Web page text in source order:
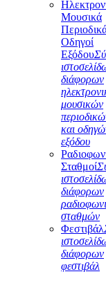
Μουσικά
Οδηγοί
Εξόδου
διάφορων
μουσικών
και
εξόδου
Σταθμοί
διάφορων
σταθμών
Φεστιβάλ
διάφορων
φεστιβάλ